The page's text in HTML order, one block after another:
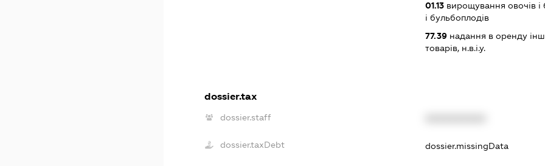
01.13вирощування овочів і
і бульбоплодів
77.39надання в оренду
товарів, н.в.і.у.
dossier.tax
dossier.staff
dossier.taxDebt dossier.missingData